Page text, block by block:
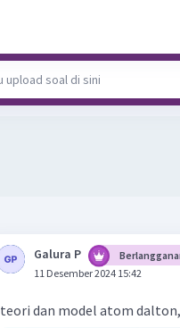
Galura P
11 Desember 2024 15:42
teori dan model atom